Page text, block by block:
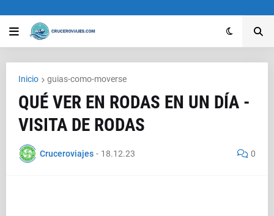
Inicio guias-como-moverse
QUÉ VER EN RODAS EN UN DÍA -
VISITA DE RODAS
Cruceroviajes - 18.12.23 0